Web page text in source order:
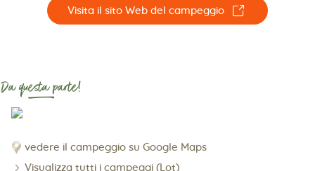
Visita il sito Web del campeggio ☐
Da questa parte!
vedere il campeggio su Google Maps
Visualizza tutti i campeggi (Lot)